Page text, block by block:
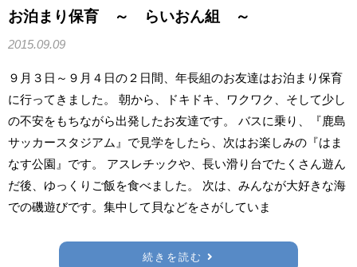
お泊まり保育 ～ らいおん組 ～
2015.09.09
９月３日～９月４日の２日間、年長組のお友達はお泊まり保育
に行ってきました。 朝から、ドキドキ、ワクワク、そして少し
の不安をもちながら出発したお友達です。 バスに乗り、『鹿島
サッカースタジアム』で見学をしたら、次はお楽しみの『はま
なす公園』です。 アスレチックや、長い滑り台でたくさん遊ん
だ後、ゆっくりご飯を食べました。 次は、みんなが大好きな海
での磯遊びです。集中して貝などをさがしていま
続きを読む